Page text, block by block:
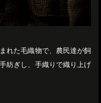
れた毛織物で、農民達が飼
紡ぎし、手織りで織り上げ